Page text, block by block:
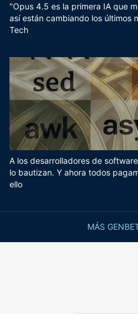
MÁS
"Opus 4.5 es la primera IA que
así están cambiando los últimos
Tech
A los desarrolladores de
lo bautizan. Y ahora todos
ello